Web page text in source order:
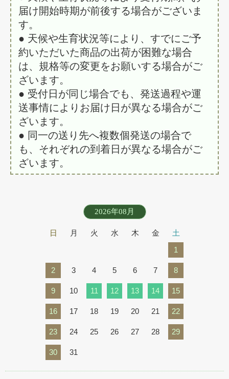
届け開始時期が前後する場合がございま
す。
● 天候や生育状況等により、すでにご予
約いただいた商品の出荷が困難な場合
は、規格等の変更をお願いする場合がご
ざいます。
● 受付日が同じ場合でも、発送過程や運
送事情によりお届け日が異なる場合がご
ざいます。
● 同一の送り先へ複数個発送の場合で
も、それぞれの到着日が異なる場合がご
ざいます。
2026年08月
日 月 火 水 木 金
土
1
2 3 4 5 6 7 8
9 10 11 12 13 14 15
16 17 18 19 20 21 22
23 24 25 26 27 28 29
30 31